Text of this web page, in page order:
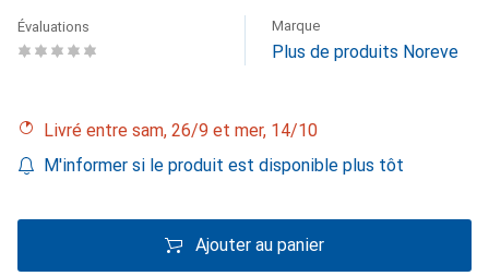
Évaluations Marque
Plus de produits Noreve
Livré entre sam, 26/9 et mer, 14/10
M'informer si le produit est disponible plus tôt
Ajouter au panier